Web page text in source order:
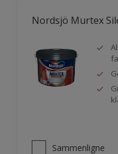
Nordsjö Murtex
Sammenligne